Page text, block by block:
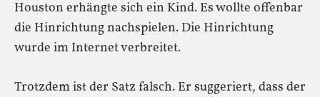
Houston erhängte sich ein Kind. Es wollte offenbar
die Hinrichtung nachspielen. Die Hinrichtung
wurde im Internet verbreitet.
Trotzdem ist der Satz falsch. Er suggeriert, dass der